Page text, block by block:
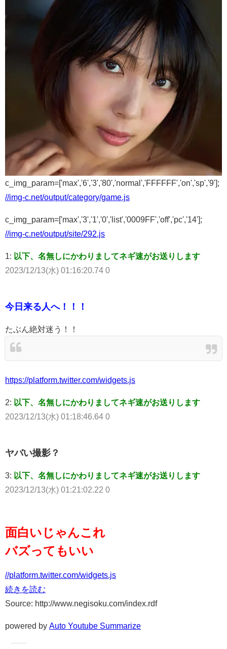
c_img_param=['max','6','3','80','normal','FFFFFF','on','sp','9'];
//img-c.net/output/category/game.js
c_img_param=['max','3','1','0','list','0009FF','off','pc','14'];
//img-c.net/output/site/292.js
1: 以下、名無しにかわりましてネギ速がお送りします
2023/12/13(水) 01:16:20.74 0
今日来る人へ！！！
たぶん絶対迷う！！
https://platform.twitter.com/widgets.js
2: 以下、名無しにかわりましてネギ速がお送りします
2023/12/13(水) 01:18:46.64 0
ヤバい撮影？
3: 以下、名無しにかわりましてネギ速がお送りします
2023/12/13(水) 01:21:02.22 0
面白いじゃんこれ
バズってもいい
//platform.twitter.com/widgets.js
続きを読む
Source: http://www.negisoku.com/index.rdf
powered by Auto Youtube Summarize